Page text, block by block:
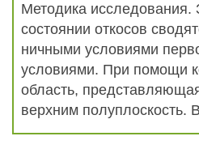
Методика
состоянии откосов
ничными условиями
условиями. При помощи
область,
верхним полуплоскость.